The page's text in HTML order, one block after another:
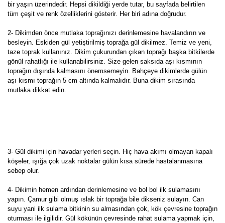
bir yaşın üzerindedir. Hepsi dikildiği yerde tutar, bu sayfada belirtilen
tüm çeşit ve renk özelliklerini gösterir. Her biri adına doğrudur.
2- Dikimden önce mutlaka toprağınızı derinlemesine havalandırın ve
besleyin. Eskiden gül yetiştirilmiş toprağa gül dikilmez. Temiz ve yeni,
taze toprak kullanınız. Dikim çukurundan çıkan toprağı başka bitkilerde
gönül rahatlığı ile kullanabilirsiniz. Size gelen saksıda aşı kısmının
toprağın dışında kalmasını önemsemeyin. Bahçeye dikimlerde gülün
aşı kısmı toprağın 5 cm altında kalmalıdır. Buna dikim sırasında
mutlaka dikkat edin.
3- Gül dikimi için havadar yerleri seçin. Hiç hava akımı olmayan kapalı
köşeler, ışığa çok uzak noktalar gülün kısa sürede hastalanmasına
sebep olur.
4- Dikimin hemen ardından derinlemesine ve bol bol ilk sulamasını
yapın. Çamur gibi olmuş ıslak bir toprağa bile dikseniz sulayın. Can
suyu yani ilk sulama bitkinin su almasından çok, kök çevresine toprağın
oturması ile ilgilidir. Gül kökünün çevresinde rahat sulama yapmak için,